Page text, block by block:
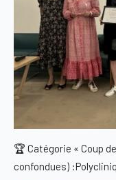
🏆 Catégorie « Coup
confondues)